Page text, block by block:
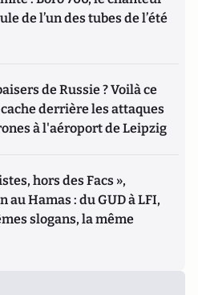
de l’un des tubes de l’été
de Russie ? Voilà ce
derrière les attaques
à l'aéroport de Leipzig
hors des Facs »,
au Hamas : du GUD à LFI,
slogans, la même